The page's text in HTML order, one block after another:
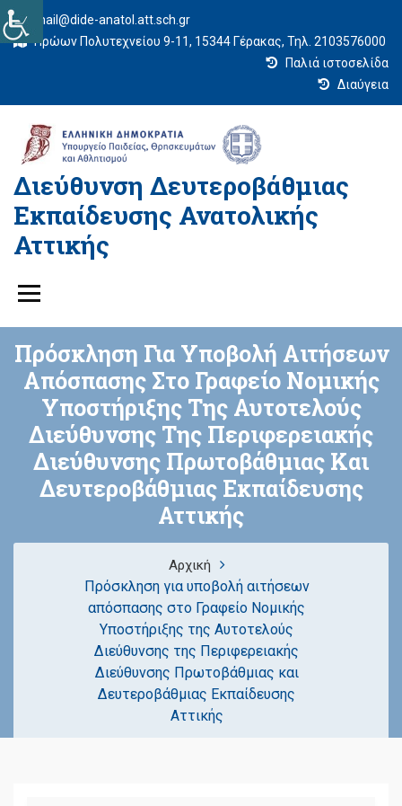
mail@dide-anatol.att.sch.gr
Ηρώων Πολυτεχνείου 9-11, 15344 Γέρακας, Τηλ. 2103576000
Παλιά ιστοσελίδα
Διαύγεια
Διεύθυνση Δευτεροβάθμιας
Εκπαίδευσης Ανατολικής
Αττικής
Πρόσκληση Για Υποβολή Αιτήσεων
Απόσπασης Στο Γραφείο Νομικής
Υποστήριξης Της Αυτοτελούς
Διεύθυνσης Της Περιφερειακής
Διεύθυνσης Πρωτοβάθμιας Και
Δευτεροβάθμιας Εκπαίδευσης
Αττικής
Αρχική
Πρόσκληση για υποβολή αιτήσεων
απόσπασης στο Γραφείο Νομικής
Υποστήριξης της Αυτοτελούς
Διεύθυνσης της Περιφερειακής
Διεύθυνσης Πρωτοβάθμιας και
Δευτεροβάθμιας Εκπαίδευσης
Αττικής